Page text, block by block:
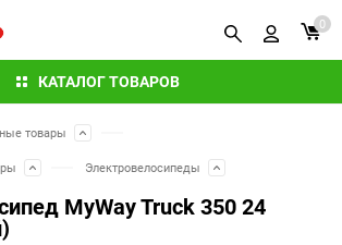
КАТАЛОГ ТОВАРОВ
0
товары
Электровелосипеды
MyWay Truck 350 24